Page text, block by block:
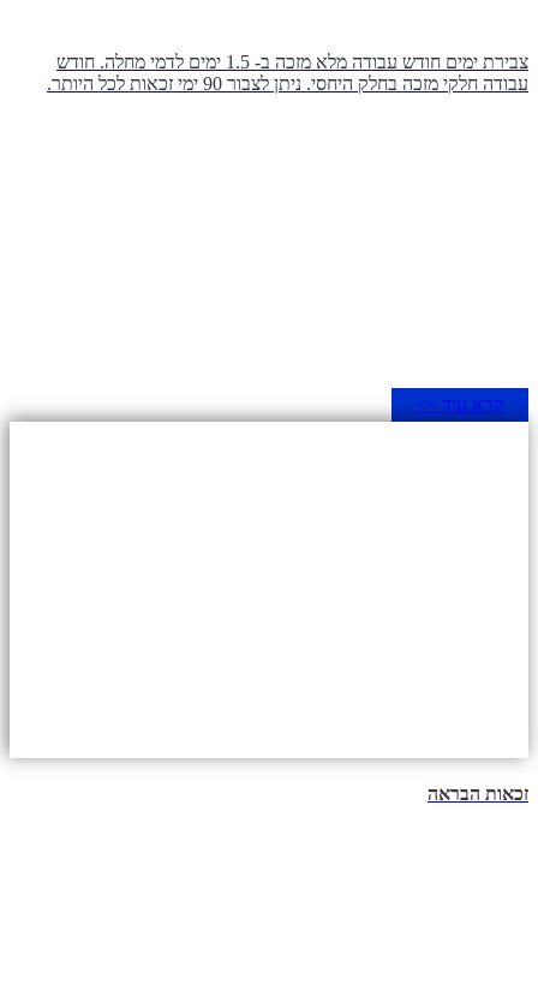
צבירת ימים חודש עבודה מלא מזכה ב- 1.5 ימים לדמי מחלה. חודש
עבודה חלקי מזכה בחלק היחסי. ניתן לצבור 90 ימי זכאות לכל היותר.
קרא עוד >>
זכאות הבראה